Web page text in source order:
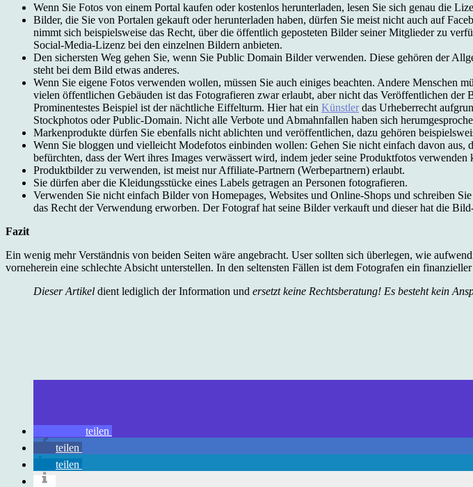
Wenn Sie Fotos von einem Portal kaufen oder kostenlos herunterladen, lesen Sie sich genau die
Bilder, die Sie von Portalen gekauft oder herunterladen haben, dürfen Sie meist nicht auch auf
nimmt sich beispielsweise das Recht, über die öffentlich geposteten Bilder seiner Mitglieder zu
Social-Media-Lizenz bei den einzelnen Bildern anbieten.
Den sichersten Weg gehen Sie, wenn Sie Public Domain Bilder verwenden. Diese gehören der
steht bei dem Bild etwas anderes.
Wenn Sie eigene Fotos verwenden wollen, müssen Sie auch einiges beachten. Andere
vielen öffentlichen Gebäuden ist das Fotografieren zwar erlaubt, aber nicht das Veröffentlichen
Prominentestes Beispiel ist der nächtliche Eiffelturm. Hier hat ein Künstler das Urheberrecht
Stockphotos oder Public-Domain. Nicht alle Verbote und Abmahnfallen haben sich
Markenprodukte dürfen Sie ebenfalls nicht ablichten und veröffentlichen, dazu gehören
Wenn Sie bloggen und vielleicht Modefotos einbinden wollen: Gehen Sie nicht einfach davon
befürchten, dass der Wert ihres Images verwässert wird, indem jeder seine Produktfotos verwenden
Produktbilder zu verwenden, ist meist nur Affiliate-Partnern (Werbepartnern) erlaubt.
Sie dürfen aber die Kleidungsstücke eines Labels getragen an Personen fotografieren.
Verwenden Sie nicht einfach Bilder von Homepages, Websites und Online-Shops und schreiben
das Recht der Verwendung erworben. Der Fotograf hat seine Bilder verkauft und dieser hat die
Fazit
Ein wenig mehr Verständnis von beiden Seiten wäre angebracht. User sollten sich überlegen, wie
vorneherein eine schlechte Absicht unterstellen. In den seltensten Fällen ist dem Fotografen ein
Dieser Artikel dient lediglich der Information und ersetzt keine Rechtsberatung! Es besteht kein
teilen
teilen
teilen